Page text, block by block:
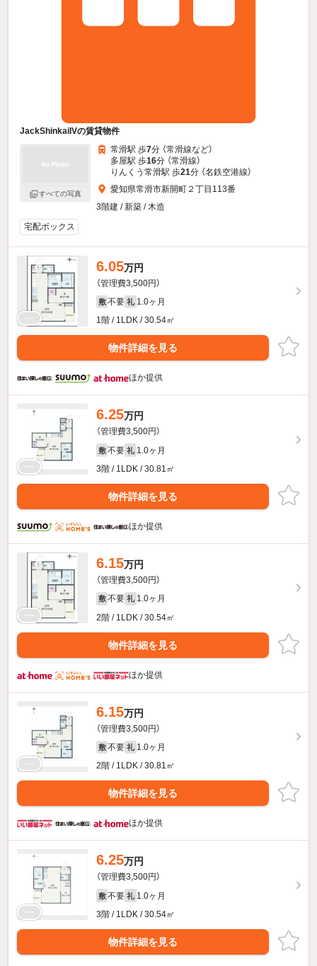
JackShinkaiIVの賃貸物件
すべての写真
常滑駅 歩7分 （常滑線など）
多屋駅 歩16分 （常滑線）
りんくう常滑駅 歩21分 （名鉄空港線）
愛知県常滑市新開町２丁目113番
3階建 / 新築 / 木造
宅配ボックス
6.05万円
（管理費3,500円）
敷 不要 礼 1.0ヶ月
1階 / 1LDK / 30.54㎡
物件詳細を見る
ほか提供
6.25万円
（管理費3,500円）
敷 不要 礼 1.0ヶ月
3階 / 1LDK / 30.81㎡
物件詳細を見る
ほか提供
6.15万円
（管理費3,500円）
敷 不要 礼 1.0ヶ月
2階 / 1LDK / 30.54㎡
物件詳細を見る
ほか提供
6.15万円
（管理費3,500円）
敷 不要 礼 1.0ヶ月
2階 / 1LDK / 30.81㎡
物件詳細を見る
ほか提供
6.25万円
（管理費3,500円）
敷 不要 礼 1.0ヶ月
3階 / 1LDK / 30.54㎡
物件詳細を見る